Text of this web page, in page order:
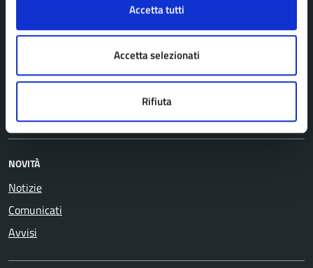
Accetta tutti
Accetta selezionati
Rifiuta
Catasto e urbanistica
Educazione e formazione
Giustizia e sicurezza pubblica
Vita lavorativa
NOVITÀ
Notizie
Comunicati
Avvisi